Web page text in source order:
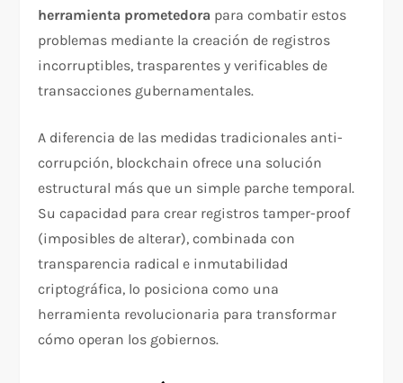
herramienta prometedora para combatir estos
problemas mediante la creación de registros
incorruptibles, trasparentes y verificables de
transacciones gubernamentales.​
A diferencia de las medidas tradicionales anti-
corrupción, blockchain ofrece una solución
estructural más que un simple parche temporal.
Su capacidad para crear registros tamper-proof
(imposibles de alterar), combinada con
transparencia radical e inmutabilidad
criptográfica, lo posiciona como una
herramienta revolucionaria para transformar
cómo operan los gobiernos.​